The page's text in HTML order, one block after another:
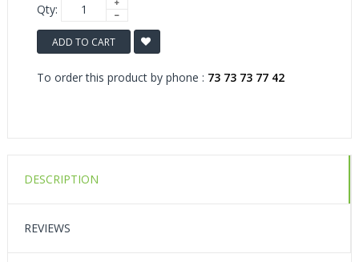
Qty:
ADD TO CART
To order this product by phone : 73 73 73 77 42
DESCRIPTION
REVIEWS